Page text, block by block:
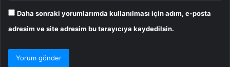
Daha sonraki yorumlarımda kullanılması için adım, e-posta
adresim ve site adresim bu tarayıcıya kaydedilsin.